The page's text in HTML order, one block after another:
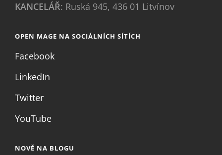
KANCELÁŘ: Ruská 945, 436 01 Litvínov
OPEN MAGE NA SOCIÁLNÍCH SÍTÍCH
Facebook
LinkedIn
Twitter
YouTube
NOVĚ NA BLOGU